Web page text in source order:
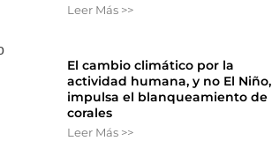
Leer Más >>
El cambio climático por la
actividad humana, y no El Niño,
impulsa el blanqueamiento de
corales
Leer Más >>